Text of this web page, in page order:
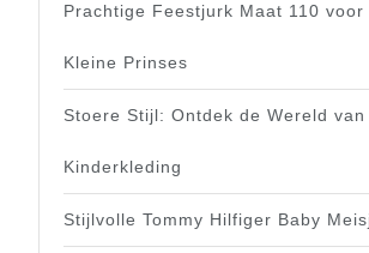
Prachtige Feestjurk Maat 110 voor
Kleine Prinses
Stoere Stijl: Ontdek de Wereld van
Kinderkleding
Stijlvolle Tommy Hilfiger Baby